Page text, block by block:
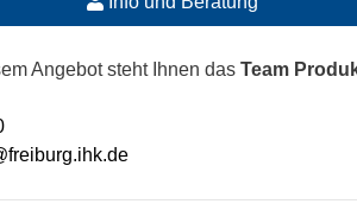
Angebot steht Ihnen das Team